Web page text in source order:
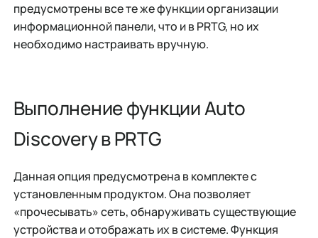
предусмотрены все те же функции организации
информационной панели, что и в PRTG, но их
необходимо настраивать вручную.
Выполнение функции Auto
Discovery в PRTG
Данная опция предусмотрена в комплекте с
установленным продуктом. Она позволяет
«прочесывать» сеть, обнаруживать существующие
устройства и отображать их в системе. Функция